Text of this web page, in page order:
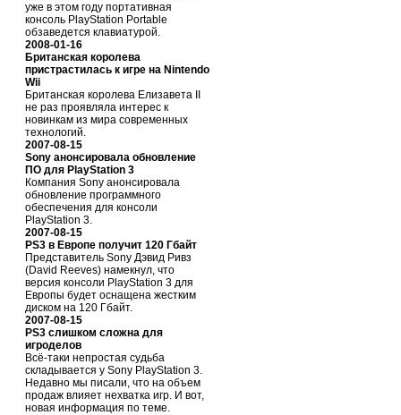
уже в этом году портативная
консоль PlayStation Portable
обзаведется клавиатурой.
2008-01-16
Британская королева
пристрастилась к игре на Nintendo
Wii
Британская королева Елизавета II
не раз проявляла интерес к
новинкам из мира современных
технологий.
2007-08-15
Sony анонсировала обновление
ПО для PlayStation 3
Компания Sony анонсировала
обновление программного
обеспечения для консоли
PlayStation 3.
2007-08-15
PS3 в Европе получит 120 Гбайт
Представитель Sony Дэвид Ривз
(David Reeves) намекнул, что
версия консоли PlayStation 3 для
Европы будет оснащена жестким
диском на 120 Гбайт.
2007-08-15
PS3 слишком сложна для
игроделов
Всё-таки непростая судьба
складывается у Sony PlayStation 3.
Недавно мы писали, что на объем
продаж влияет нехватка игр. И вот,
новая информация по теме.